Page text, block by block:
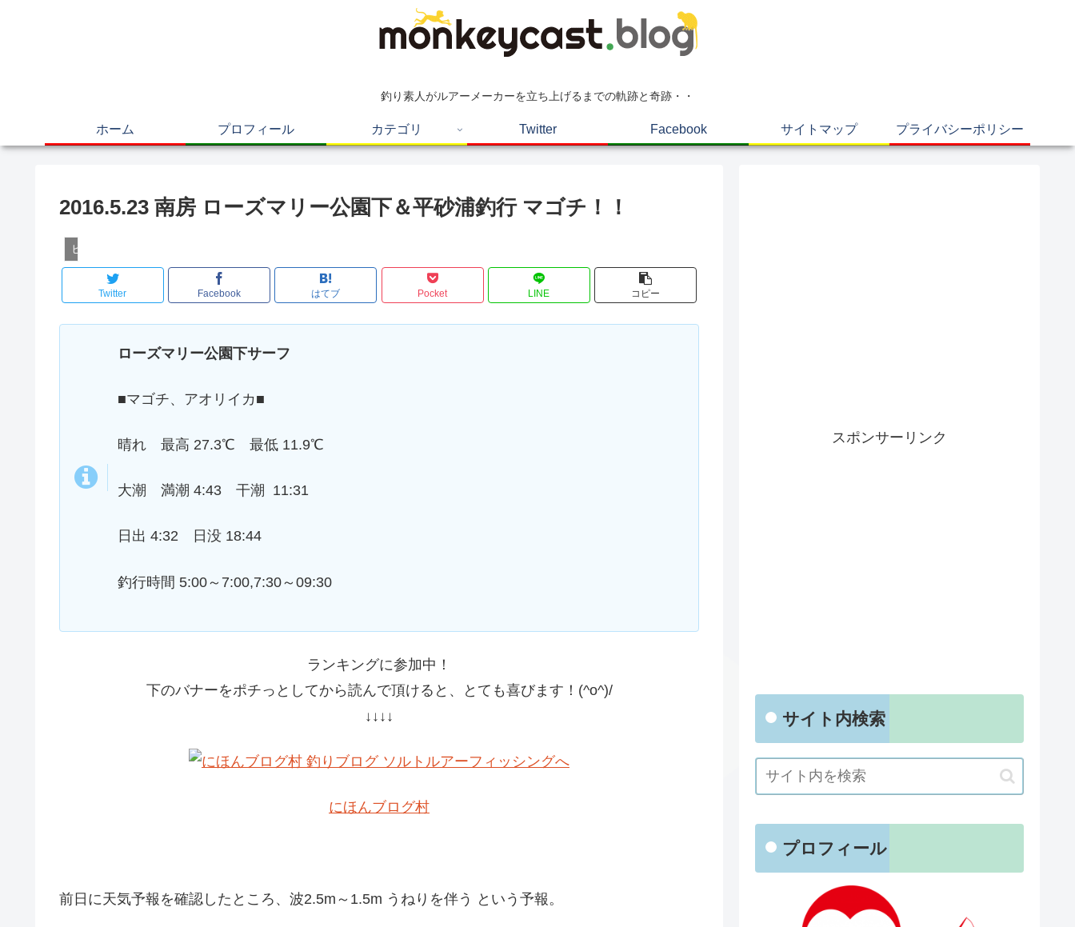
釣り素人がルアーメーカーを立ち上げるまでの軌跡と奇跡・・
ホーム プロフィール カテゴリ Twitter Facebook サイトマップ プライバシーポリシー
2016.5.23 南房 ローズマリー公園下＆平砂浦釣行 マゴチ！！
ヒラメ
Twitter Facebook はてブ Pocket LINE コピー
ローズマリー公園下サーフ
■マゴチ、アオリイカ■
晴れ 最高 27.3℃ 最低 11.9℃
大潮 満潮 4:43 干潮 11:31
日出 4:32 日没 18:44
釣行時間 5:00～7:00,7:30～09:30
ランキングに参加中！
下のバナーをポチっとしてから読んで頂けると、とても喜びます！(^o^)/
↓↓↓↓
にほんブログ村
前日に天気予報を確認したところ、波2.5m～1.5m うねりを伴う という予報。
スポンサーリンク
サイト内検索
プロフィール